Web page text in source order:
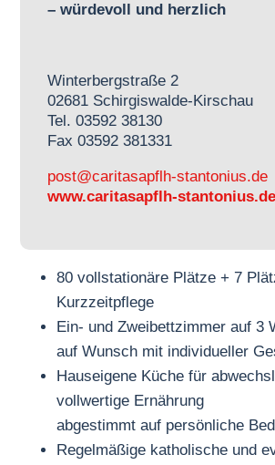
– würdevoll und herzlich
Winterbergstraße 2
02681 Schirgiswalde-Kirschau
Tel. 03592 38130
Fax 03592 381331
post@caritasapflh-stantonius.de
www.caritasapflh-stantonius.de
80 vollstationäre Plätze + 7
Kurzzeitpflege
Ein- und Zweibettzimmer auf 3
auf Wunsch mit individueller
Hauseigene Küche für
vollwertige Ernährung
abgestimmt auf persönliche
Regelmäßige katholische und